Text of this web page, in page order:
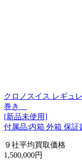
クロノスイス レギュ
巻き
[新品未使用]
付属品:内箱 外箱 保証
９社平均買取価格
1,500,000円